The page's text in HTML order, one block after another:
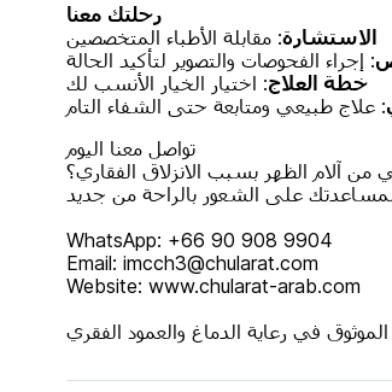
رحلتك معنا
الاستشارة: مقابلة الأطباء المتخصصين
: إجراء الفحوصات والتصوير لتأكيد الحالة
خطة العلاج: اختيار الخيار الأنسب لك
: علاج طبيعي ومتابعة حتى الشفاء التام
تواصل معنا اليوم
من آلام الظهر بسبب الانزلاق الفقاري؟
WhatsApp: ‎+66 90 908 9904
Email: imcch3@chularat.com
Website: www.chularat-arab.com